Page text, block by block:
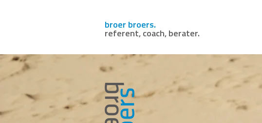
broer broers.
referent, coach, berater.